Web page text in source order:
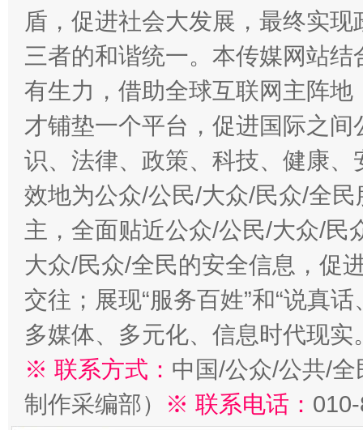
盾，促进社会大发展，最终实
三者的和谐统一。本传媒网站
有生力，借助全球互联网主阵
才铺垫一个平台，促进国际之
识、法律、政策、科技、健康
效地为公众/公民/大众/民众/全
主，全面贴近公众/公民/大众/民
大众/民众/全民的安全信息，促
交往；展现“服务百姓”和“说真
多媒体、多元化、信息时代现实
※ 联系方式： 中国/公众/公共/
制作采编部）
※ 联系电话：